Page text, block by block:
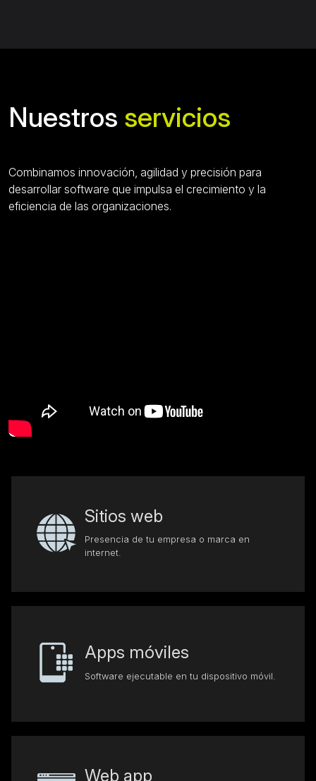
Nuestros servicios
Combinamos innovación, agilidad y precisión para
desarrollar software que impulsa el crecimiento y la
eficiencia de las organizaciones.
Sitios web
Presencia de tu empresa o marca en
internet.
Apps móviles
Software ejecutable en tu dispositivo móvil.
Web app